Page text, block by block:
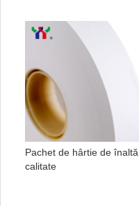
Pachet de hârtie de înaltă
calitate